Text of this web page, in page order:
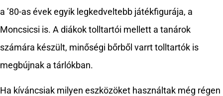
a ’80-as évek egyik legkedveltebb játékfigurája, a
Moncsicsi is. A diákok tolltartói mellett a tanárok
számára készült, minőségi bőrből varrt tolltartók is
megbújnak a tárlókban.
Ha kíváncsiak milyen eszközöket használtak még régen